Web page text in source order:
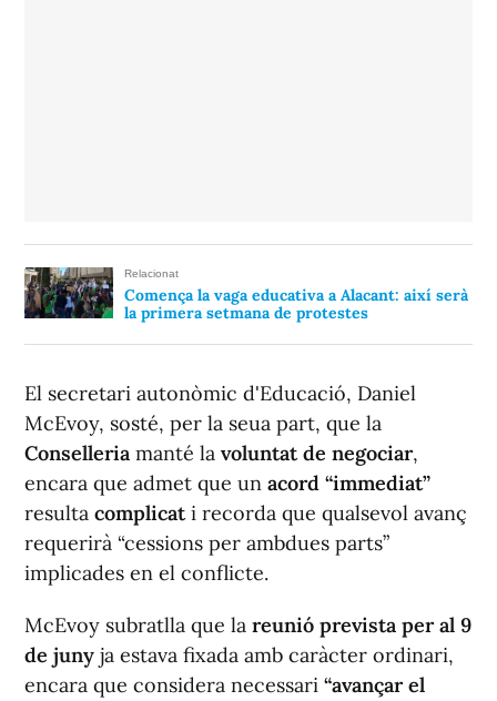
Relacionat
Comença la vaga educativa a Alacant: així serà
la primera setmana de protestes
El secretari autonòmic d'Educació, Daniel
McEvoy, sosté, per la seua part, que la
Conselleria manté la voluntat de negociar,
encara que admet que un acord “immediat”
resulta complicati recorda que qualsevol avanç
requerirà “cessions per ambdues parts”
implicades en el conflicte.
McEvoy subratlla que la reunió prevista per al 9
de juny ja estava fixada amb caràcter ordinari,
encara que considera necessari “avançar el